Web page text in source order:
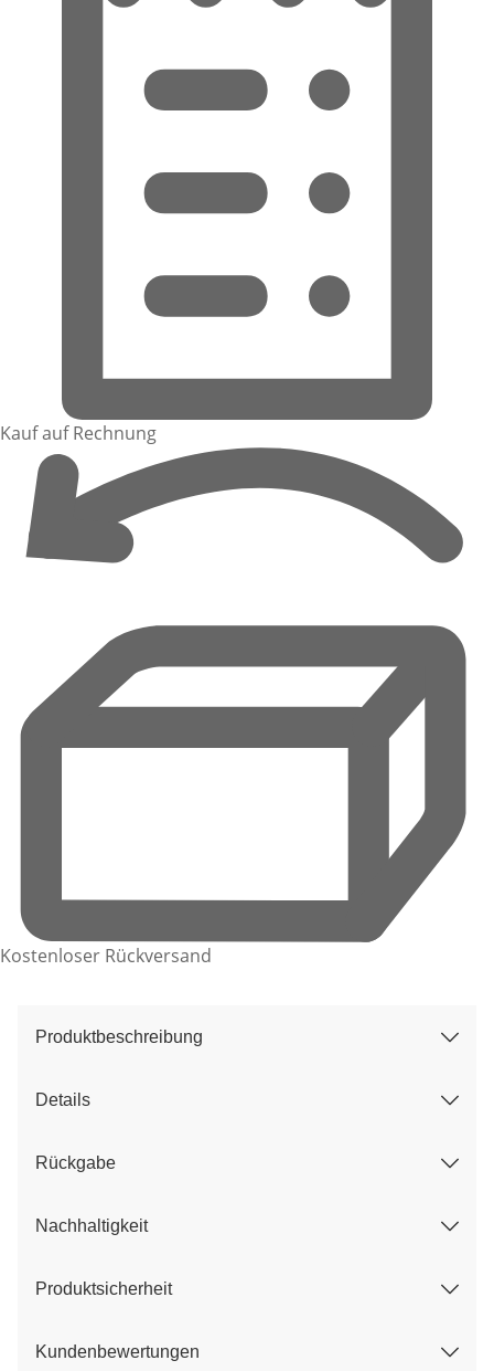
Kauf auf Rechnung
Kostenloser Rückversand
Produktbeschreibung
Details
Rückgabe
Nachhaltigkeit
Produktsicherheit
Kundenbewertungen